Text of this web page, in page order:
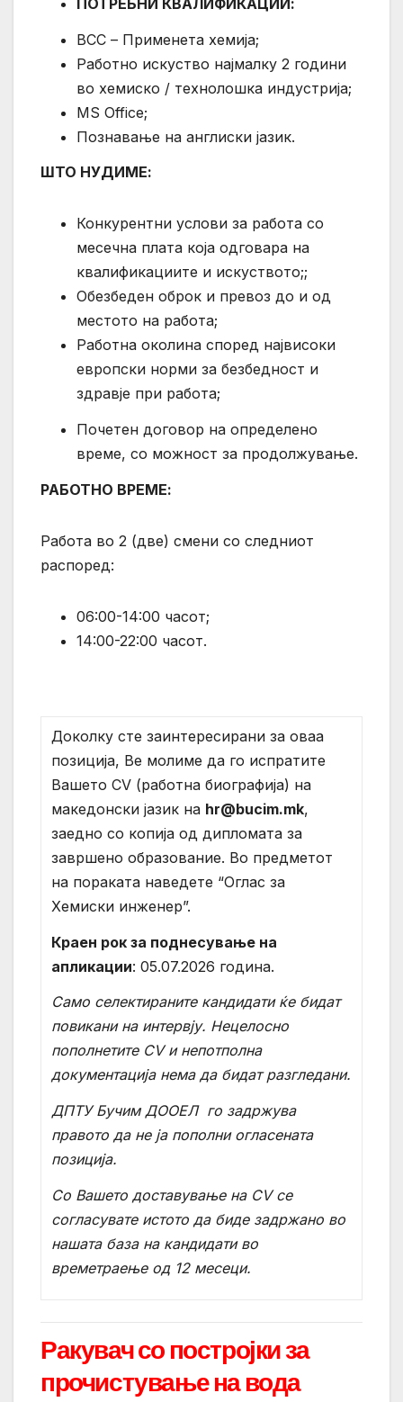
ВСС – Применета хемија;
Работно искуство најмалку 2 години
во хемиско / технолошка индустрија;
MS Office;
Познавање на англиски јазик.
ШТО НУДИМЕ:
Конкурентни услови за работа со
месечна плата која одговара на
квалификациите и искуството;;
Обезбеден оброк и превоз до и од
местото на работа;
Работна околина според највисоки
европски норми за безбедност и
здравје при работа;
Почетен договор на определено
време, со можност за продолжување.
РАБОТНО ВРЕМЕ:
Работа во 2 (две) смени со следниот
распоред:
06:00-14:00 часот;
14:00-22:00 часот.
Доколку сте заинтересирани за оваа
позиција, Ве молиме да го испратите
Вашето CV (работна биографија) на
македонски јазик на hr@bucim.mk,
заедно со копија од дипломата за
завршено образование. Во предметот
на пораката наведете “Оглас за
Хемиски инженер”.
Краен рок за поднесување на
апликации: 05.07.2026 година.
Само селектираните кандидати ќе бидат
повикани на интервју. Нецелосно
пополнетите CV и непотполна
документација нема да бидат разгледани.
ДПТУ Бучим ДООЕЛ го задржува
правото да не ја пополни огласената
позиција.
Со Вашето доставување на CVсе
согласувате истото да биде задржано во
нашата база на кандидати во
времетраење од 12 месеци.
Ракувач со постројки за
прочистување на вода